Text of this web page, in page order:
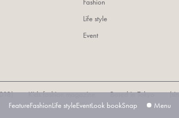
Fashion
Life style
Event
fashion magazine Based in Tokyo (since
FeatureFashionLife styleEventLook bookSnap